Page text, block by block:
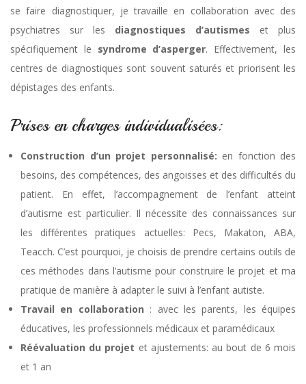
se faire diagnostiquer, je travaille en collaboration avec des
psychiatres sur les diagnostiques d’autismes et plus
spécifiquement le syndrome d’asperger. Effectivement, les
centres de diagnostiques sont souvent saturés et priorisent les
dépistages des enfants.
Prises en charges individualisées:
Construction d’un projet personnalisé: en fonction des
besoins, des compétences, des angoisses et des difficultés du
patient. En effet, l’accompagnement de l’enfant atteint
d’autisme est particulier. Il nécessite des connaissances sur
les différentes pratiques actuelles: Pecs, Makaton, ABA,
Teacch. C’est pourquoi, je choisis de prendre certains outils de
ces méthodes dans l’autisme pour construire le projet et ma
pratique de manière à adapter le suivi à l’enfant autiste.
Travail en collaboration : avec les parents, les équipes
éducatives, les professionnels médicaux et paramédicaux
Réévaluation du projet et ajustements: au bout de 6 mois
et 1 an